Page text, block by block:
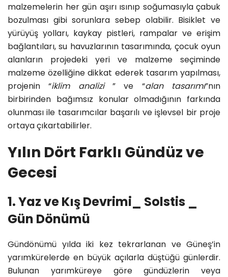
malzemelerin her gün aşırı ısınıp soğumasıyla çabuk
bozulması gibi sorunlara sebep olabilir. Bisiklet ve
yürüyüş yolları, kaykay pistleri, rampalar ve erişim
bağlantıları, su havuzlarının tasarımında, çocuk oyun
alanların projedeki yeri ve malzeme seçiminde
malzeme özelliğine dikkat ederek tasarım yapılması,
projenin “iklim analizi” ve “alan tasarımı”nın
birbirinden bağımsız konular olmadığının farkında
olunması ile tasarımcılar başarılı ve işlevsel bir proje
ortaya çıkartabilirler.
Yılın Dört Farklı Gündüz ve
Gecesi
1. Yaz ve Kış Devrimi_ Solstis _
Gün Dönümü
Gündönümü yılda iki kez tekrarlanan ve Güneş’in
yarımkürelerde en büyük açılarla düştüğü günlerdir.
Bulunan yarımküreye göre gündüzlerin veya